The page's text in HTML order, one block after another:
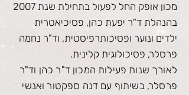
מכון אופק החל לפעול בתחילת שנת 2007
בהנהלת ד"ר יפעת כהן, פסיכיאטרית
ילדים ונוער ופסיכותרפיסטית, וד"ר נחמה
פרסלר, פסיכולוגית קלינית.
לאורך שנות פעילות המכון ד"ר כהן וד"ר
פרסלר, בשיתוף עם דנה ספקטור ואנשי